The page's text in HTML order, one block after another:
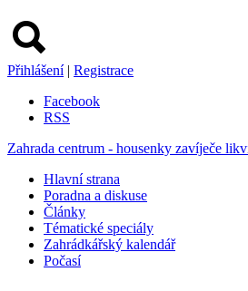
Přihlášení | Registrace
Facebook
RSS
Zahrada centrum - housenky zavíječe
Hlavní strana
Poradna a diskuse
Články
Tématické speciály
Zahrádkářský kalendář
Počasí